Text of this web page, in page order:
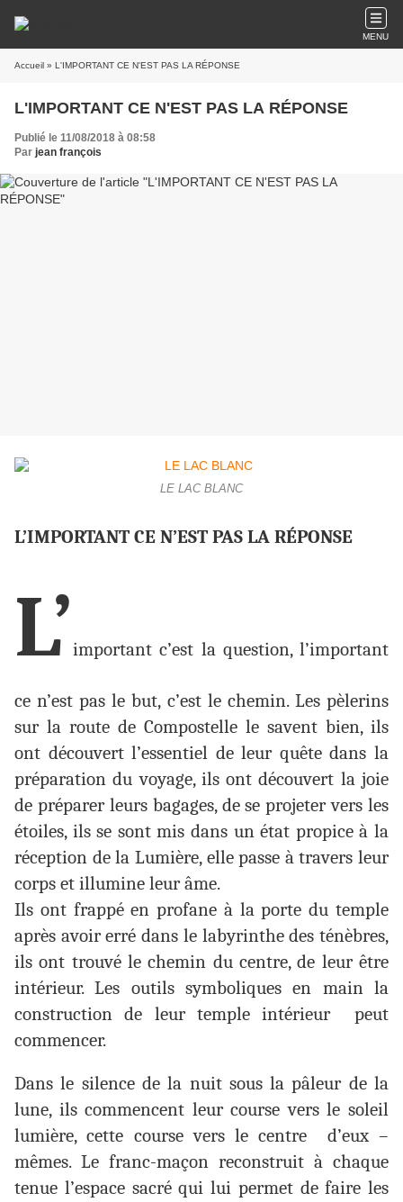
MENU
Accueil » L'IMPORTANT CE N'EST PAS LA RÉPONSE
L'IMPORTANT CE N'EST PAS LA RÉPONSE
Publié le 11/08/2018 à 08:58
Par jean françois
LE LAC BLANC
L’IMPORTANT CE N’EST PAS LA RÉPONSE
L’important c’est la question, l’important
ce n’est pas le but, c’est le chemin. Les pèlerins
sur la route de Compostelle le savent bien, ils
ont découvert l’essentiel de leur quête dans la
préparation du voyage, ils ont découvert la joie
de préparer leurs bagages, de se projeter vers les
étoiles, ils se sont mis dans un état propice à la
réception de la Lumière, elle passe à travers leur
corps et illumine leur âme.
Ils ont frappé en profane à la porte du temple
après avoir erré dans le labyrinthe des ténèbres,
ils ont trouvé le chemin du centre, de leur être
intérieur. Les outils symboliques en main la
construction de leur temple intérieur peut
commencer.
Dans le silence de la nuit sous la pâleur de la
lune, ils commencent leur course vers le soleil
lumière, cette course vers le centre d’eux –
mêmes. Le franc-maçon reconstruit à chaque
tenue l’espace sacré qui lui permet de faire les